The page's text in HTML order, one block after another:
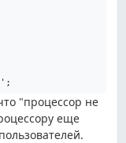
"процессор не
еще